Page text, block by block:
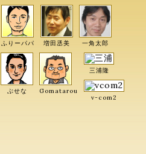
ふりーパパ 増田丞美 一角太郎
ぶせな Gomatarou
三浦隆
v-com2